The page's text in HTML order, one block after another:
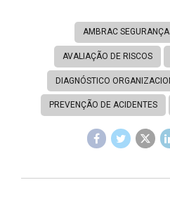
AMBRAC
AVALIAÇÃO DE RISCOS
DIAGNÓSTICO
PREVENÇÃO DE ACIDENTES